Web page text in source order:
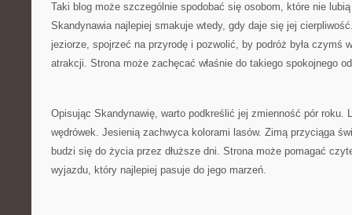
Taki blog może szczególnie spodobać się osobom, które nie
Skandynawia najlepiej smakuje wtedy, gdy daje się jej
jeziorze, spojrzeć na przyrodę i pozwolić, by podróż była czymś
atrakcji. Strona może zachęcać właśnie do takiego spokojnego
Opisując Skandynawię, warto podkreślić jej zmienność pór roku.
wędrówek. Jesienią zachwyca kolorami lasów. Zimą przyciąga
budzi się do życia przez dłuższe dni. Strona może pomagać
wyjazdu, który najlepiej pasuje do jego marzeń.